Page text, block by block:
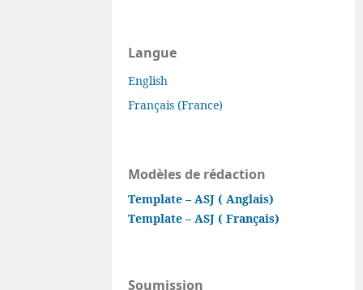
Langue
English
Français (France)
Modèles de rédaction
Template – ASJ ( Anglais)
Template – ASJ ( Français)
Soumission